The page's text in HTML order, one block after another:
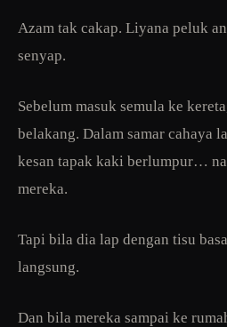
Azam tak cakap. Liyana peluk
senyap.
Sebelum masuk semula ke
belakang. Dalam samar cahaya
kesan tapak kaki berlumpur…
mereka.
Tapi bila dia lap dengan tisu
langsung.
Dan bila mereka sampai ke